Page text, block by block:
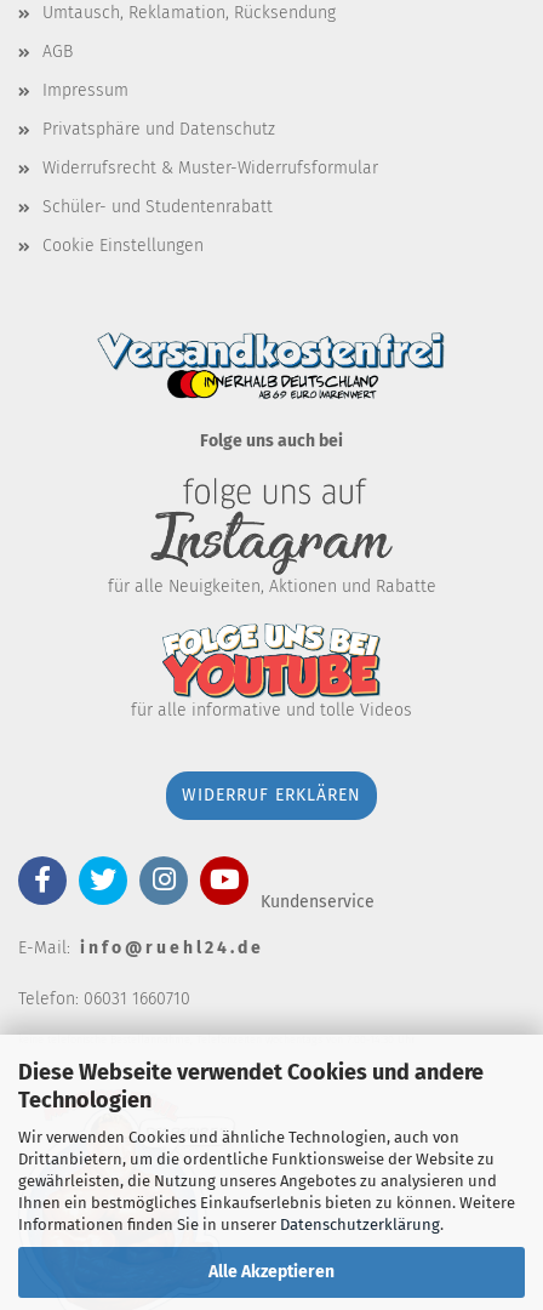
Diese Webseite verwendet Cookies und andere
Technologien
Wir verwenden Cookies und ähnliche Technologien, auch von
Drittanbietern, um die ordentliche Funktionsweise der Website zu
gewährleisten, die Nutzung unseres Angebotes zu analysieren und
Ihnen ein bestmögliches Einkaufserlebnis bieten zu können. Weitere
Informationen finden Sie in unserer Datenschutzerklärung.
Alle Akzeptieren
Umtausch, Reklamation, Rücksendung
AGB
Impressum
Privatsphäre und Datenschutz
Widerrufsrecht & Muster-Widerrufsformular
Schüler- und Studentenrabatt
Cookie Einstellungen
Folge uns auch bei
für alle Neuigkeiten, Aktionen und Rabatte
für alle informative und tolle Videos
WIDERRUF ERKLÄREN
Kundenservice
E-Mail: i n f o @ r u e h l 2 4 . d e
Telefon: 06031 1660710